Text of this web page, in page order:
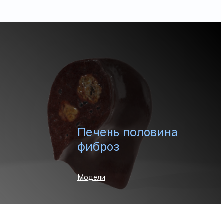
Печень половина
фиброз
Модели